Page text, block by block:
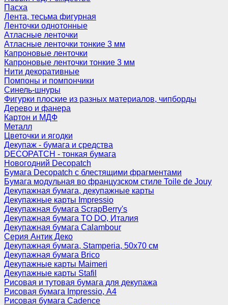
Пасха
Лента, тесьма фигурная
Ленточки однотонные
Атласные ленточки
Атласные ленточки тонкие 3 мм
Капроновые ленточки
Капроновые ленточки тонкие 3 мм
Нити декоративные
Помпоны и помпончики
Синель-шнуры
Фигурки плоские из разных материалов, чипборды
Дерево и фанера
Картон и МДФ
Металл
Цветочки и ягодки
Декупаж - бумага и средства
DECOPATCH - тонкая бумага
Новогодний Decopatch
Бумага Decopatch с блестящими фрагментами
Бумага модульная во французском стиле Toile de Jouy
Декупажная бумага, декупажные карты
Декупажные карты Impressio
Декупажная бумага ScrapBerry's
Декупажная бумага TO DO, Италия
Декупажная бумага Calambour
Серия Антик Деко
Декупажная бумага, Stamperia, 50х70 см
Декупажная бумага Brico
Декупажные карты Maimeri
Декупажные карты Stafil
Рисовая и тутовая бумага для декупажа
Рисовая бумага Impressio, А4
Рисовая бумага Cadence